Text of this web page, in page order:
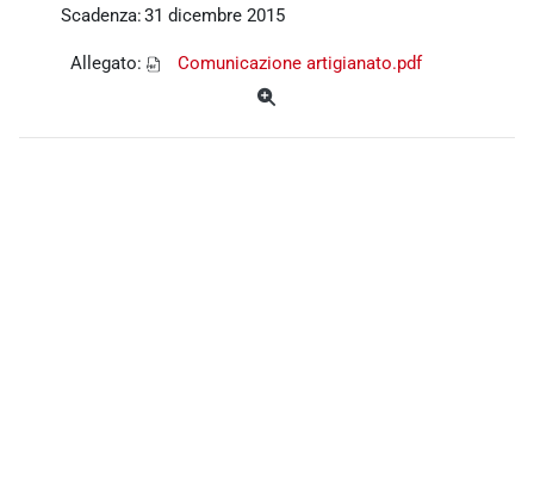
Scadenza:31 dicembre 2015
Allegato: Comunicazione artigianato.pdf